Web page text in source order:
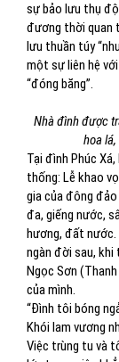
sự bảo lưu thụ
đương thời quan
lưu thuần túy
một sự liên hệ
“đóng băng”.
Nhà đình được
hoa
Tại đình Phúc
thống: Lễ khao
gia của đông
đa, giếng nước,
hương, đất nước.
ngàn đời sau, khi
Ngọc Sơn
của mình.
“Đình tôi bóng
Khói lam vương
Việc trùng tu và